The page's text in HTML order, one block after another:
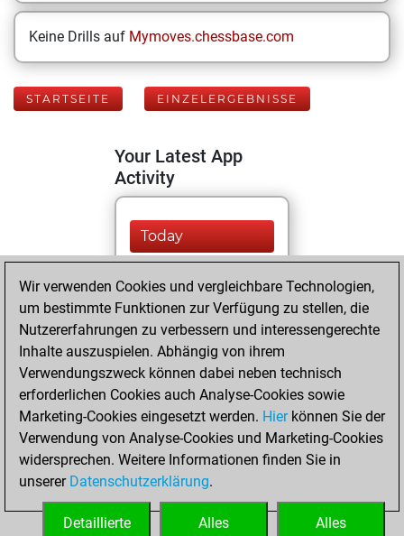
Keine Drills auf Mymoves.chessbase.com
STARTSEITE EINZELERGEBNISSE
Your Latest App
Activity
Today
#37219 in Studies
solving
Studies
Dienstag, Juli 29,
2025
You created
your Fritz account
Fritz
You
account
Studies
Wir verwenden Cookies und vergleichbare Technologien,
um bestimmte Funktionen zur Verfügung zu stellen, die
Nutzererfahrungen zu verbessern und interessengerechte
Inhalte auszuspielen. Abhängig von ihrem
Verwendungszweck können dabei neben technisch
erforderlichen Cookies auch Analyse-Cookies sowie
Marketing-Cookies eingesetzt werden. Hierkönnen Sie der
Verwendung von Analyse-Cookies und Marketing-Cookies
widersprechen. Weitere Informationen finden Sie in
unserer Datenschutzerklärung.
Alles
Alles
Detaillierte